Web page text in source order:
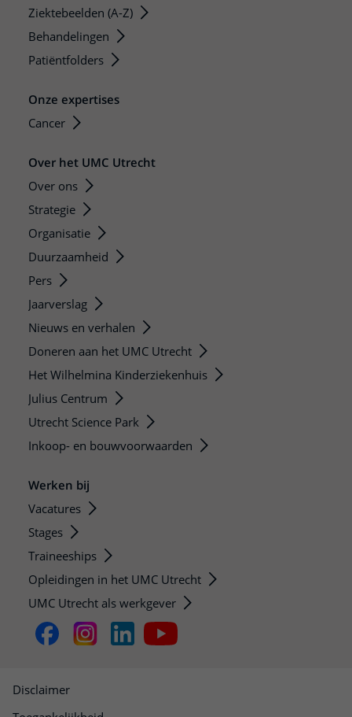
Ziektebeelden (A-Z)
Behandelingen
Patiëntfolders
Onze expertises
Cancer
Over het UMC Utrecht
Over ons
Strategie
Organisatie
Duurzaamheid
Pers
Jaarverslag
Nieuws en verhalen
Doneren aan het UMC Utrecht
Het Wilhelmina Kinderziekenhuis
Julius Centrum
Utrecht Science Park
Inkoop- en bouwvoorwaarden
Werken bij
Vacatures
Stages
Traineeships
Opleidingen in het UMC Utrecht
UMC Utrecht als werkgever
Disclaimer